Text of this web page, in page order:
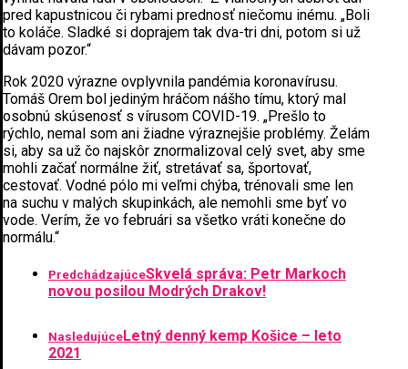
pred kapustnicou či rybami prednosť niečomu inému. „Boli
to koláče. Sladké si doprajem tak dva-tri dni, potom si už
dávam pozor.“
Rok 2020 výrazne ovplyvnila pandémia koronavírusu.
Tomáš Orem bol jediným hráčom nášho tímu, ktorý mal
osobnú skúsenosť s vírusom COVID-19. „Prešlo to
rýchlo, nemal som ani žiadne výraznejšie problémy. Želám
si, aby sa už čo najskôr znormalizoval celý svet, aby sme
mohli začať normálne žiť, stretávať sa, športovať,
cestovať. Vodné pólo mi veľmi chýba, trénovali sme len
na suchu v malých skupinkách, ale nemohli sme byť vo
vode. Verím, že vo februári sa všetko vráti konečne do
normálu.“
PredchádzajúceSkvelá správa: Petr Markoch
novou posilou Modrých Drakov!
NasledujúceLetný denný kemp Košice – leto
2021